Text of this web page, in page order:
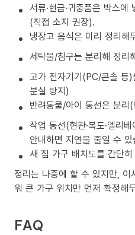
서류·현금·귀중품은 박스
(직접 소지 권장).
냉장고 음식은 미리 정리해
세탁물/침구는 분리해 정리
고가 전자기기(PC/콘솔 등
분실 방지)
반려동물/아이 동선은 분리
작업 동선(현관·복도·엘리
안내하면 지연을 줄일 수 있
새 집 가구 배치도를 간단
정리는 나중에 할 수 있지만,
워 큰 가구 위치만 먼저 확정해
FAQ